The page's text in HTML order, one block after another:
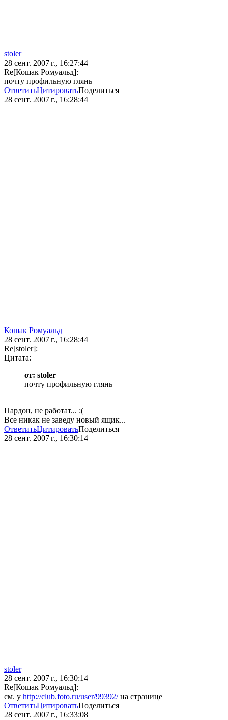
stoler
28 сент. 2007 г., 16:27:44
Re[Кошак Ромуальд]:
почту профильную глянь
ОтветитьЦитироватьПоделиться
28 сент. 2007 г., 16:28:44
Кошак Ромуальд
28 сент. 2007 г., 16:28:44
Re[stoler]:
Цитата:
от: stoler
почту профильную глянь
Пардон, не работат... :(
Все никак не заведу новый ящик...
ОтветитьЦитироватьПоделиться
28 сент. 2007 г., 16:30:14
stoler
28 сент. 2007 г., 16:30:14
Re[Кошак Ромуальд]:
см. у http://club.foto.ru/user/99392/на странице
ОтветитьЦитироватьПоделиться
28 сент. 2007 г., 16:33:08